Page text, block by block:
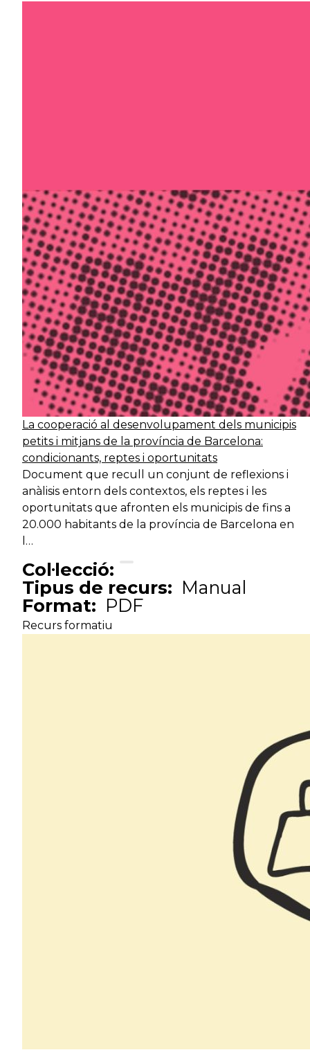
La cooperació al desenvolupament dels municipis
petits i mitjans de la província de Barcelona:
condicionants, reptes i oportunitats
Document que recull un conjunt de reflexions i
anàlisis entorn dels contextos, els reptes i les
oportunitats que afronten els municipis de fins a
20.000 habitants de la província de Barcelona en
l…
Col·lecció:
Tipus de recurs: Manual
Format: PDF
Recurs formatiu